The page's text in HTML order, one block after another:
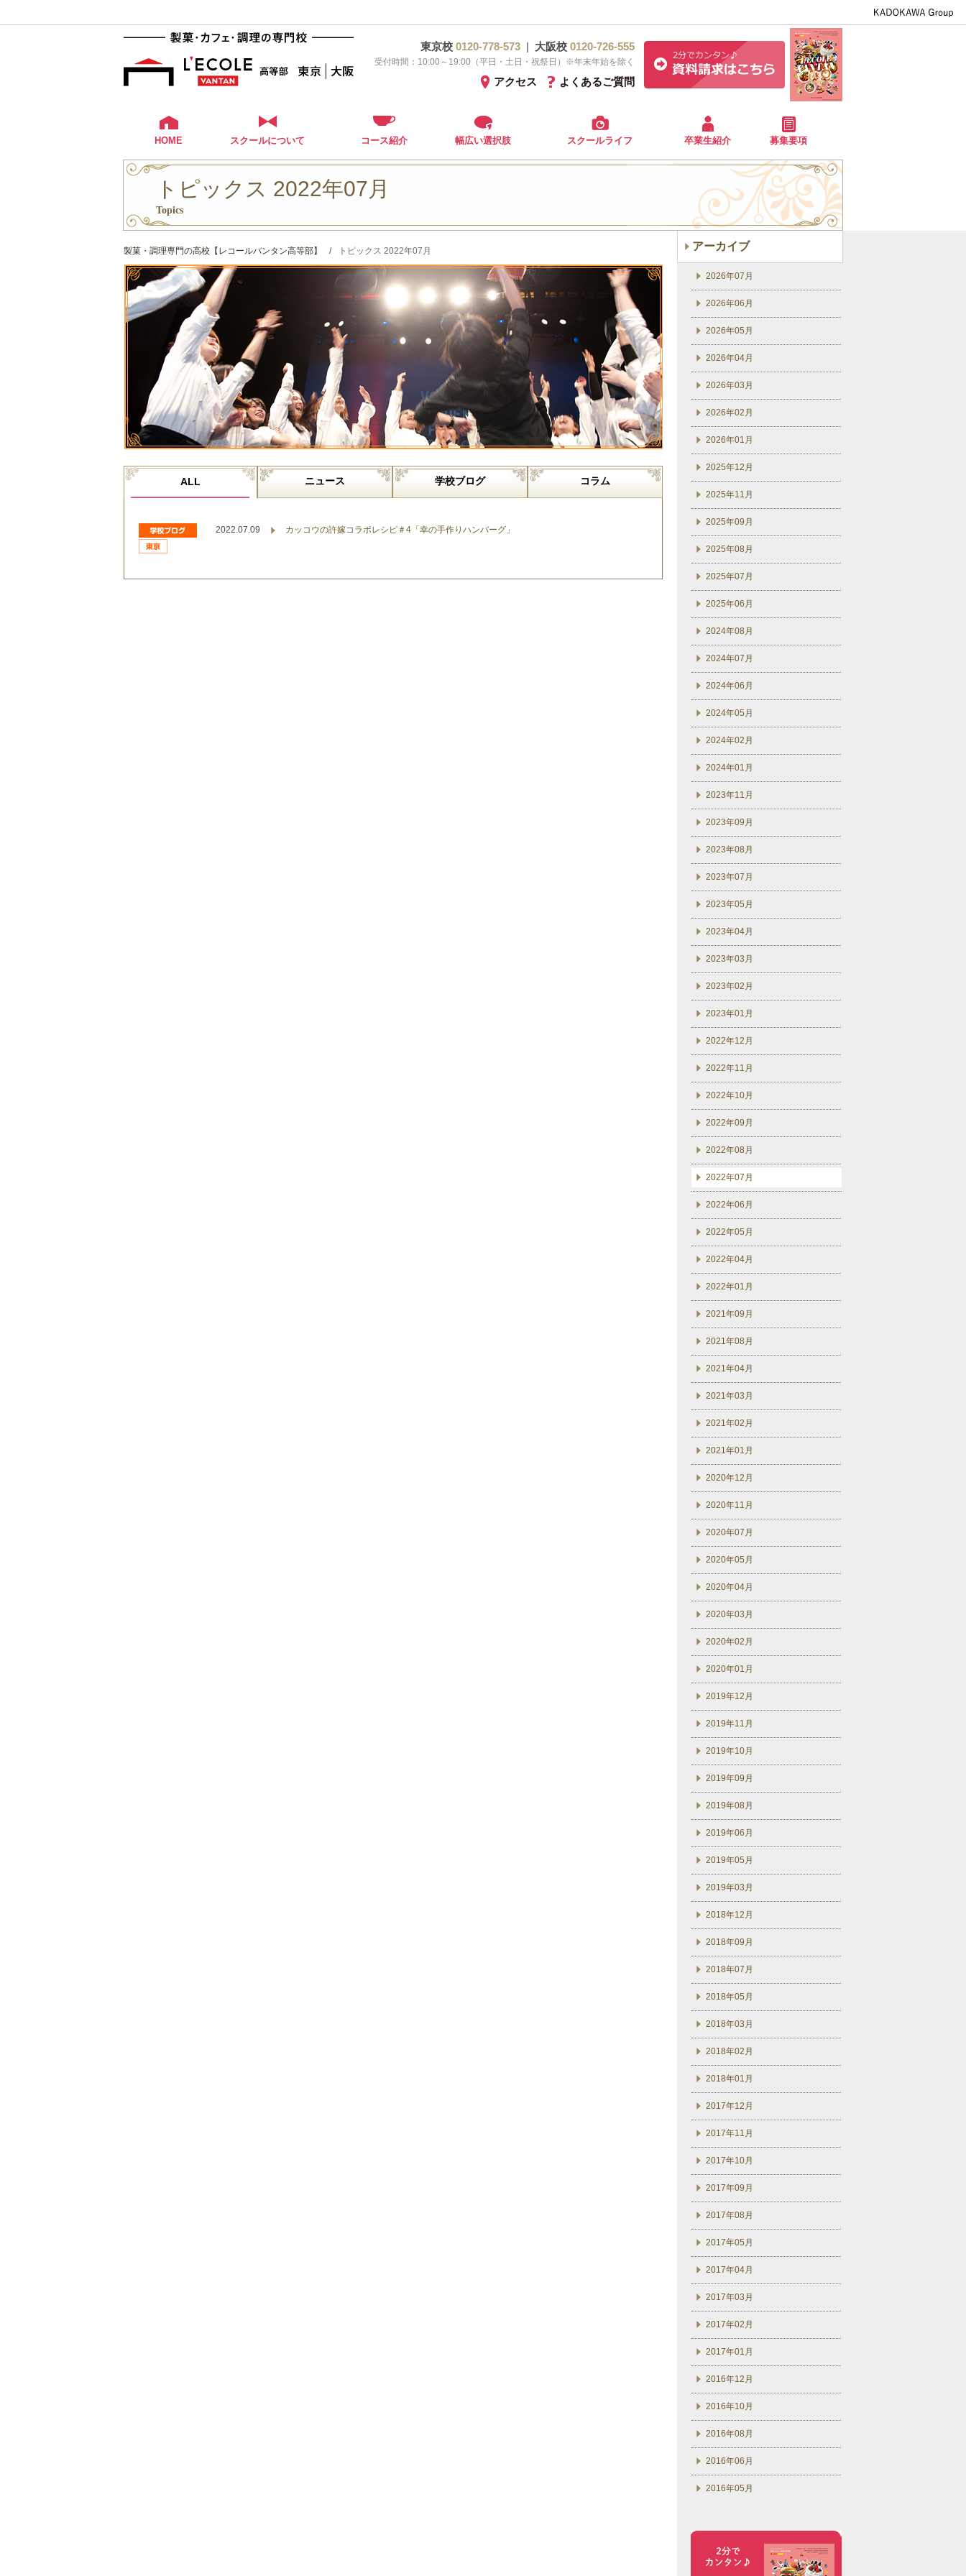
東京校 0120-778-573 | 大阪校 0120-726-555
受付時間：10:00～19:00（平日・土日・祝祭日）※年末年始を除く
よくあるご質問
アクセス
HOME スクールについて コース紹介 幅広い選択肢 スクールライフ 卒業生紹介 募集要項
トピックス 2022年07月
Topics
製菓・調理専門の高校【レコールバンタン高等部】 / トピックス 2022年07月
ALL ニュース 学校ブログ コラム
2022.07.09 カッコウの許嫁コラボレシピ＃4「幸の手作りハンバーグ」
アーカイブ
2026年07月
2026年06月
2026年05月
2026年04月
2026年03月
2026年02月
2026年01月
2025年12月
2025年11月
2025年09月
2025年08月
2025年07月
2025年06月
2024年08月
2024年07月
2024年06月
2024年05月
2024年02月
2024年01月
2023年11月
2023年09月
2023年08月
2023年07月
2023年05月
2023年04月
2023年03月
2023年02月
2023年01月
2022年12月
2022年11月
2022年10月
2022年09月
2022年08月
2022年07月
2022年06月
2022年05月
2022年04月
2022年01月
2021年09月
2021年08月
2021年04月
2021年03月
2021年02月
2021年01月
2020年12月
2020年11月
2020年07月
2020年05月
2020年04月
2020年03月
2020年02月
2020年01月
2019年12月
2019年11月
2019年10月
2019年09月
2019年08月
2019年06月
2019年05月
2019年03月
2018年12月
2018年09月
2018年07月
2018年05月
2018年03月
2018年02月
2018年01月
2017年12月
2017年11月
2017年10月
2017年09月
2017年08月
2017年05月
2017年04月
2017年03月
2017年02月
2017年01月
2016年12月
2016年10月
2016年08月
2016年06月
2016年05月